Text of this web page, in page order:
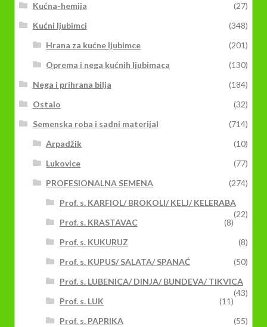
Kućna-hemija
(27)
Kućni ljubimci
(348)
Hrana za kućne ljubimce
(201)
Oprema i nega kućnih ljubimaca
(130)
Nega i prihrana bilja
(184)
Ostalo
(32)
Semenska roba i sadni materijal
(714)
Arpadžik
(10)
Lukovice
(77)
PROFESIONALNA SEMENA
(274)
Prof. s. KARFIOL/ BROKOLI/ KELJ/ KELERABA
(22)
Prof. s. KRASTAVAC
(8)
Prof. s. KUKURUZ
(8)
Prof. s. KUPUS/ SALATA/ SPANAĆ
(50)
Prof. s. LUBENICA/ DINJA/ BUNDEVA/ TIKVICA
(43)
Prof. s. LUK
(11)
Prof. s. PAPRIKA
(55)